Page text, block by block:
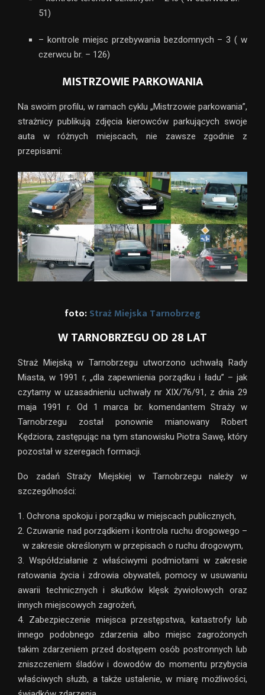
51)
– kontrole miejsc przebywania bezdomnych – 3 ( w
czerwcu br. – 126)
MISTRZOWIE PARKOWANIA
Na swoim profilu, w ramach cyklu „Mistrzowie parkowania”,
strażnicy publikują zdjęcia kierowców parkujących swoje
auta w różnych miejscach, nie zawsze zgodnie z
przepisami:
foto:Straż Miejska Tarnobrzeg
W TARNOBRZEGU OD 28 LAT
Straż Miejską w Tarnobrzegu utworzono uchwałą Rady
Miasta, w 1991 r, „dla zapewnienia porządku i ładu” – jak
czytamy w uzasadnieniu uchwały nr XIX/76/91, z dnia 29
maja 1991 r. Od 1 marca br. komendantem Straży w
Tarnobrzegu został ponownie mianowany Robert
Kędziora, zastępując na tym stanowisku Piotra Sawę, który
pozostał w szeregach formacji.
Do zadań Straży Miejskiej w Tarnobrzegu należy w
szczególności:
1. Ochrona spokoju i porządku w miejscach publicznych,
2. Czuwanie nad porządkiem i kontrola ruchu drogowego –
w zakresie określonym w przepisach o ruchu drogowym,
3. Współdziałanie z właściwymi podmiotami w zakresie
ratowania życia i zdrowia obywateli, pomocy w usuwaniu
awarii technicznych i skutków klęsk żywiołowych oraz
innych miejscowych zagrożeń,
4. Zabezpieczenie miejsca przestępstwa, katastrofy lub
innego podobnego zdarzenia albo miejsc zagrożonych
takim zdarzeniem przed dostępem osób postronnych lub
zniszczeniem śladów i dowodów do momentu przybycia
właściwych służb, a także ustalenie, w miarę możliwości,